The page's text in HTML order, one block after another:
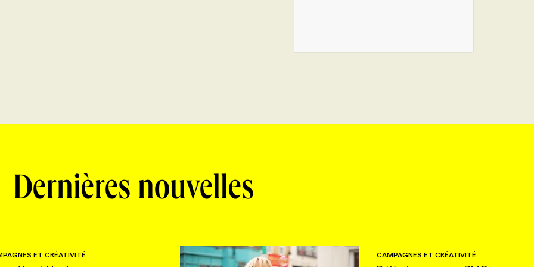
Dernières nouvelles
ET CRÉATIVITÉ CAMPAGNES ET CRÉATIVITÉ